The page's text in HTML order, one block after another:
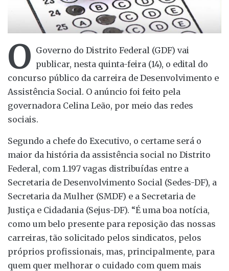
O Governo do Distrito Federal (GDF) vai
publicar, nesta quinta-feira (14), o edital do
concurso público da carreira de Desenvolvimento e
Assistência Social. O anúncio foi feito pela
governadora Celina Leão, por meio das redes
sociais.
Segundo a chefe do Executivo, o certame será o
maior da história da assistência social no Distrito
Federal, com 1.197 vagas distribuídas entre a
Secretaria de Desenvolvimento Social (Sedes-DF), a
Secretaria da Mulher (SMDF) e a Secretaria de
Justiça e Cidadania (Sejus-DF). “É uma boa notícia,
como um belo presente para reposição das nossas
carreiras, tão solicitado pelos sindicatos, pelos
próprios profissionais, mas, principalmente, para
quem quer melhorar o cuidado com quem mais